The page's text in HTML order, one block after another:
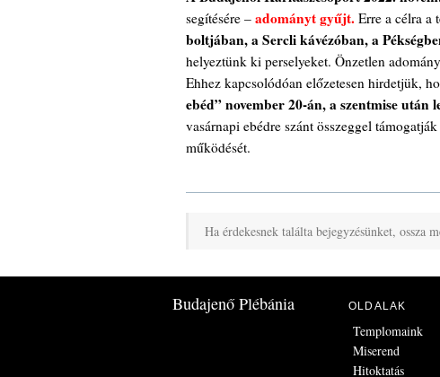
segítésére – adományt gyűjt. Erre a célra a
boltjában, a Sercli kávézóban, a
helyeztünk ki perselyeket. Önzetlen
Ehhez kapcsolódóan előzetesen hirdetjük,
ebéd” november 20-án, a szentmise után
vasárnapi ebédre szánt összeggel
működését.
Ha érdekesnek találta bejegyzésünket, ossza
Budajenő Plébánia OLDALAK
Templomaink
Miserend
Hitoktatás